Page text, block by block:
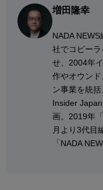
増田隆幸
NADA
社でコピー
せ、2004年
作やオウン
ン事業を統
Insider
画。2019年
月より3代目
「NADA